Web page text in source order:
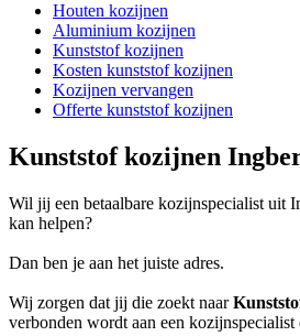
Houten kozijnen
Aluminium kozijnen
Kunststof kozijnen
Kosten kunststof kozijnen
Kozijnen vervangen
Offerte kunststof kozijnen
Kunststof kozijnen
Wil jij een betaalbare kozijnspecialist uit
kan helpen?
Dan ben je aan het juiste adres.
Wij zorgen dat jij die zoekt naar
verbonden wordt aan een kozijnspecialist